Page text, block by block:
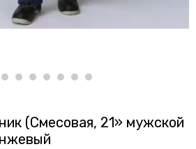
(Смесовая, 21» мужской